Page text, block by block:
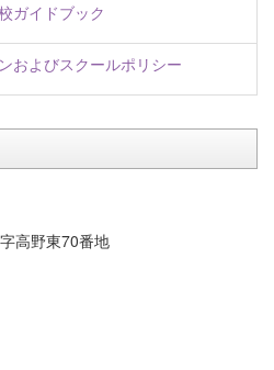
ガイドブック
およびスクールポリシー
高野東70番地